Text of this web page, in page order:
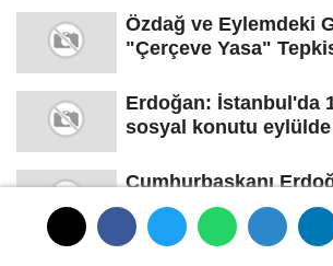
Özdağ ve Eylemdeki
"Çerçeve Yasa"
Erdoğan: İstanbul'da
sosyal konutu
Cumhurbaşkanı
Gençlerimizin en iyi
yetişmesi için...